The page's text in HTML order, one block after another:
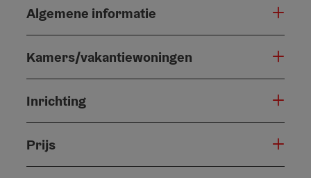
Algemene informatie
Kamers/vakantiewoningen
Inrichting
Prijs